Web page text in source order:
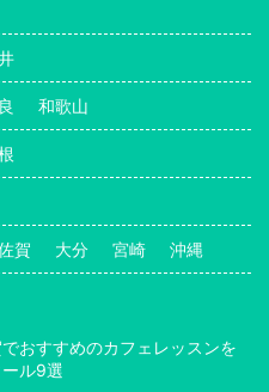
和歌山
賀 大分 宮崎 沖縄
おすすめのカフェレッスンを
ル9選